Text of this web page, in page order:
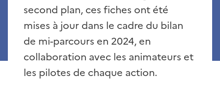
second plan, ces fiches ont été
mises à jour dans le cadre du bilan
de mi-parcours en 2024, en
collaboration avec les animateurs et
les pilotes de chaque action.